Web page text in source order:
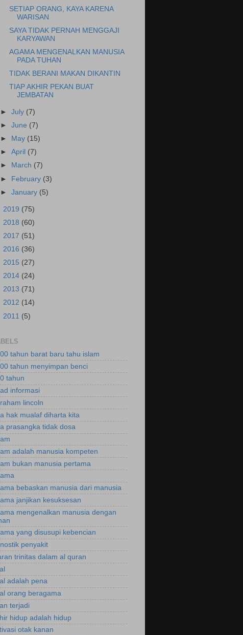
SETIAP ORANG, KAYA KARENA
WARISAN
SAYA TIDAK PERNAH MENGGAJI
KARYAWAN
AGAMA MENGENALKAN MANUSIA
PADA TUHAN
TIDAK BERANI MAKAN DIKANTIN
TIAP AKHIR PEKAN BUAT
JEMBATAN
►July (7)
►June (7)
►
May (15)
►April (7)
►
March (7)
► February (3)
►January (5)
2019 (75)
2018 (60)
2017 (51)
2016 (36)
2015 (27)
2014 (24)
2013 (71)
2012 (14)
2011 (5)
tahun barat baru tahu islam
tahun menyimpan benci
tahun
informasi
lincoln
hak mualaf diharta kita
prasangka tidak dosa
adalah manusia kompeten
bukan manusia pertama
bebaskan manusia dari manusia
janjikan kesuksesan
mengenalkan manusia dengan
yang disusupi kebencian
penyakit
trinitas dalam al quran
adalah pena
orang beragama
terjadi
hidup adalah hidup
otak kanan